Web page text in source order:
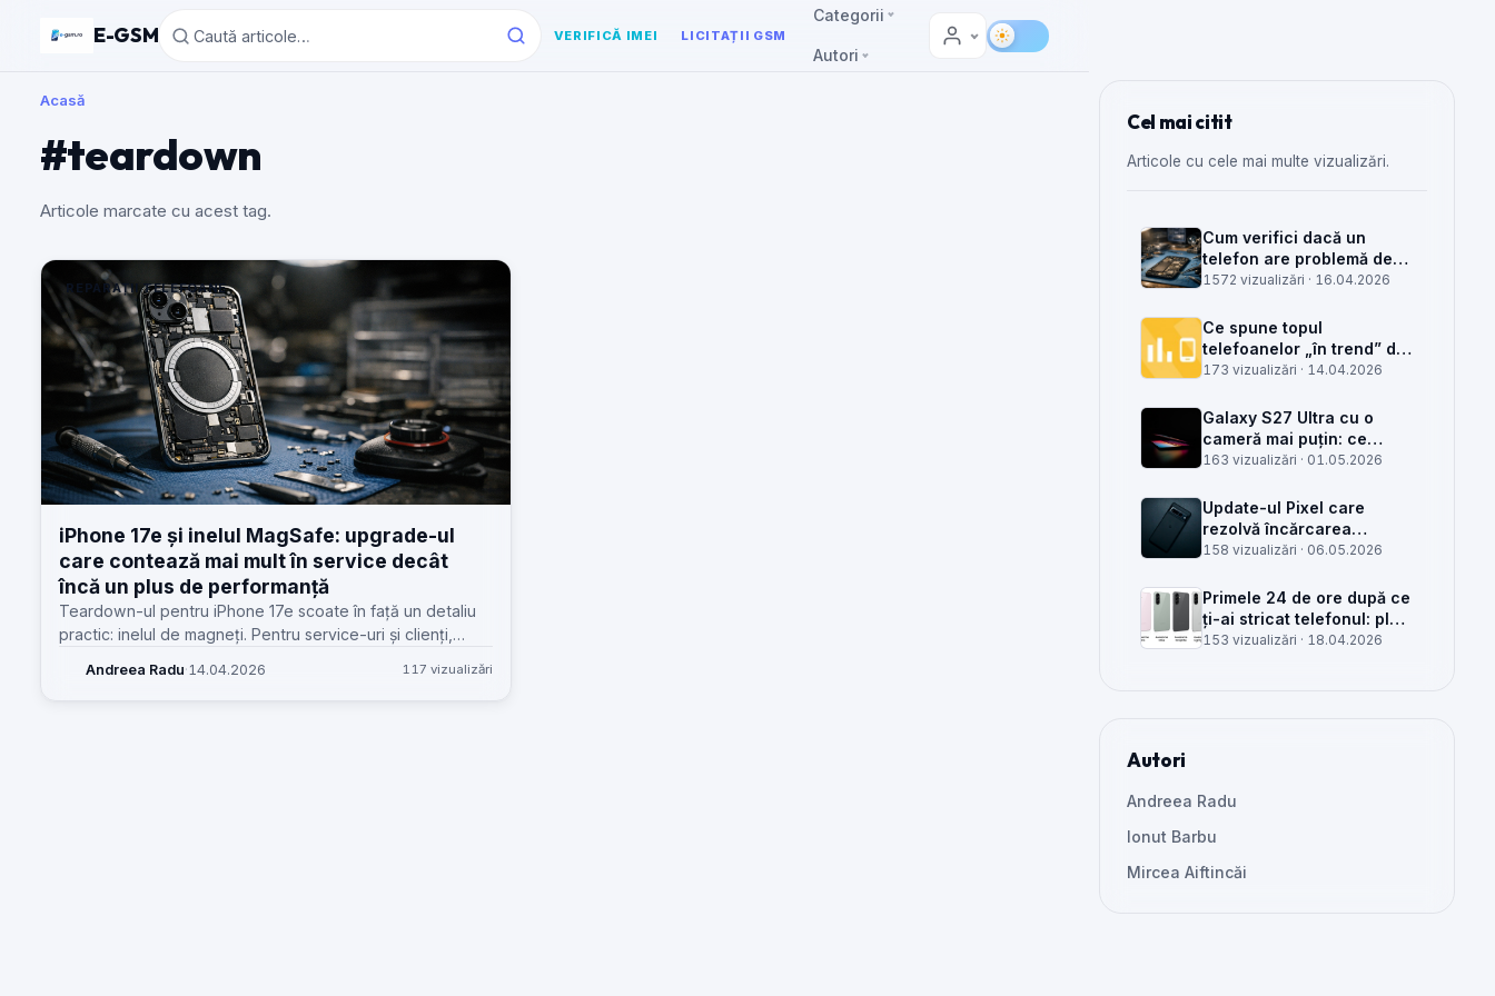
E-GSM VERIFICĂ IMEI LICITAȚII GSM
Categorii
Autori
Acasă
#teardown
Articole marcate cu acest tag.
REPARAȚII TELEFOANE
iPhone 17e și inelul MagSafe: upgrade-ul
care contează mai mult în service decât
încă un plus de performanță
Teardown-ul pentru iPhone 17e scoate în față un detaliu
practic: inelul de magneți. Pentru service-uri și clienți,
despre upgrade.
Andreea Radu· 14.04.2026 117 vizualizări
Cel mai citit
Articole cu cele mai multe vizualizări.
Cum verifici dacă un
telefon are problemă de
semnal din antenă, din
rețea
1572 vizualizări · 16.04.2026
Ce spune topul
telefoanelor „în trend” din
săptămâna 15 despre
173 vizualizări · 14.04.2026
Galaxy S27 Ultra cu o
cameră mai puțin: ce
înseamnă pentru service,
163 vizualizări · 01.05.2026
Update-ul Pixel care
rezolvă încărcarea
wireless și glitch-uri de
158 vizualizări · 06.05.2026
Primele 24 de ore după ce
ți-ai stricat telefonul: plan
clar, greșeli de evitat și
153 vizualizări · 18.04.2026
Autori
Andreea Radu
Ionut Barbu
Mircea Aiftincăi